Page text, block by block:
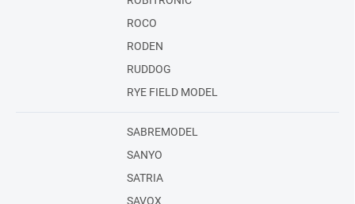
ROCO
RODEN
RUDDOG
RYE FIELD MODEL
SABREMODEL
SANYO
SATRIA
SAVOX